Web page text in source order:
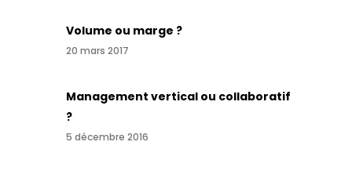
Volume ou marge ?
20 mars 2017
Management vertical ou collaboratif
?
5 décembre 2016